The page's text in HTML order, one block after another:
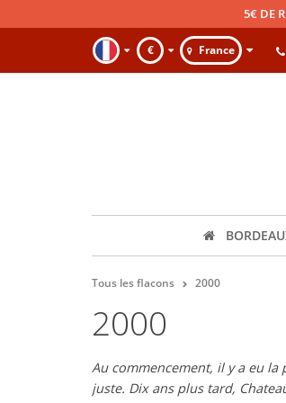
5€ DE
€ France
Tous les flacons 2000
2000
Au commencement, il y a eu
juste. Dix ans plus tard,